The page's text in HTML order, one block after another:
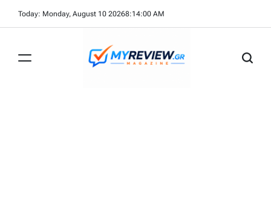
Today: Monday, August 10 20268:14:00 AM